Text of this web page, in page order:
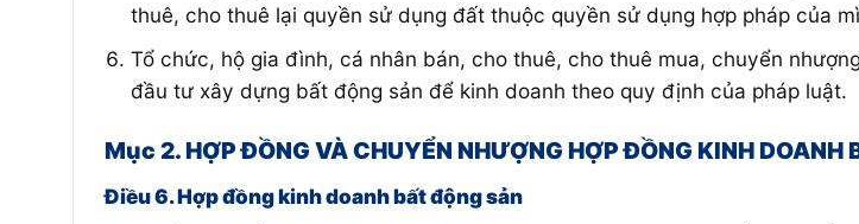
thuê, cho thuê lại quyền sử dụng đất thuộc quyền sử dụng hợp pháp của
Tổ chức, hộ gia đình, cá nhân bán, cho thuê, cho thuê mua, chuyển
đầu tư xây dựng bất động sản để kinh doanh theo quy định của pháp luật.
Mục 2. HỢP ĐỒNG VÀ CHUYỂN NHƯỢNG HỢP ĐỒNG KINH DOANH
Điều 6. Hợp đồng kinh doanh bất động sản